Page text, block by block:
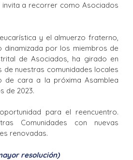
invita a recorrer como Asociados
y el almuerzo fraterno,
dinamizada por los miembros de
de Asociados, ha girado en
nuestras comunidades locales
cara a la próxima Asamblea
de 2023.
para el reencuentro.
Comunidades con nuevas
renovadas.
resolución)